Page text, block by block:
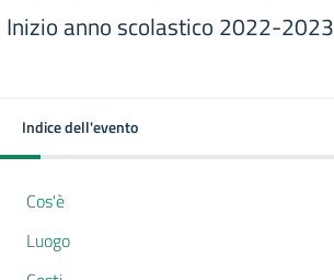
Inizio anno scolastico 2022-2023
Indice dell'evento
Cos'è
Luogo